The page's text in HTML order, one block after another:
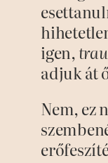
igen,
adjuk át
Nem, ez